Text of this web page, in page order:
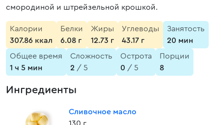
смородиной и штрейзельной крошкой.
Калории
307.86 ккал
Белки
6.08 г
Жиры
12.73 г
Углеводы
43.17 г
Занятость
20 мин
Общее время
1 ч 5 мин
Сложность
2 / 5
Острота
0 / 5
Порции
8
Ингредиенты
Сливочное масло